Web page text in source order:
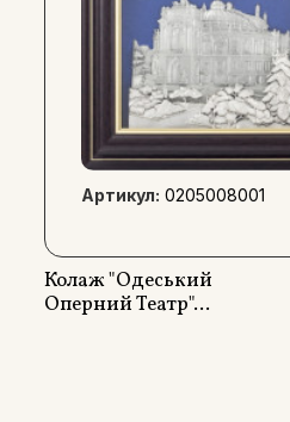
Артикул: 0205008001
Колаж "Одеський
Оперний Театр"...